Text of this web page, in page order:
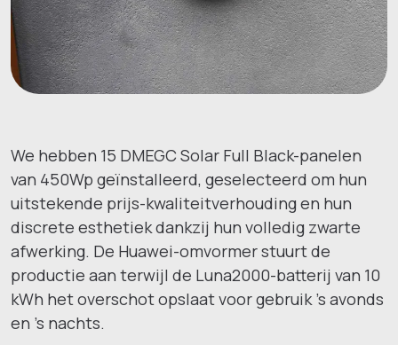
We hebben 15 DMEGC Solar Full Black-panelen
van 450Wp geïnstalleerd, geselecteerd om hun
uitstekende prijs-kwaliteitverhouding en hun
discrete esthetiek dankzij hun volledig zwarte
afwerking. De Huawei-omvormer stuurt de
productie aan terwijl de Luna2000-batterij van 10
kWh het overschot opslaat voor gebruik ’s avonds
en ’s nachts.